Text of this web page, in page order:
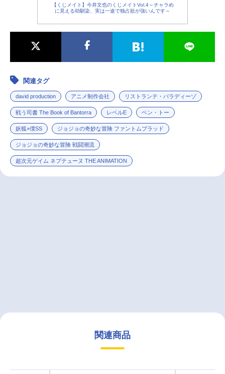
【くじメイト】今井文也のくじメイトVol.4～チャラめ
に見える幼馴染、実は一途で独占欲が強いんです～
関連タグ
david production アニメ制作会社 リストランテ・パラディーゾ
戦う司書 The Book of Bantorra レベルE ベン・トー
妖狐×僕SS ジョジョの奇妙な冒険 ファントムブラッド
ジョジョの奇妙な冒険 戦闘潮流
超次元ゲイム ネプテューヌ THE ANIMATION
関連商品